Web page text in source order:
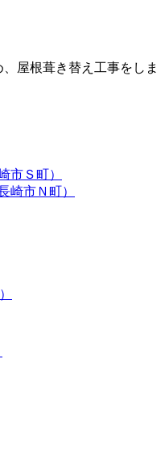
屋根葺き替え工事をしま
市Ｓ町）
崎市Ｎ町）